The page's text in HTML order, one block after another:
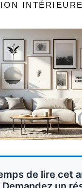
INTÉRIEURE
de lire cet